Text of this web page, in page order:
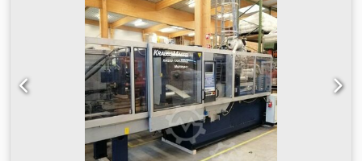
calefacción 2x Placas de sujeción magnéticas para BAP y